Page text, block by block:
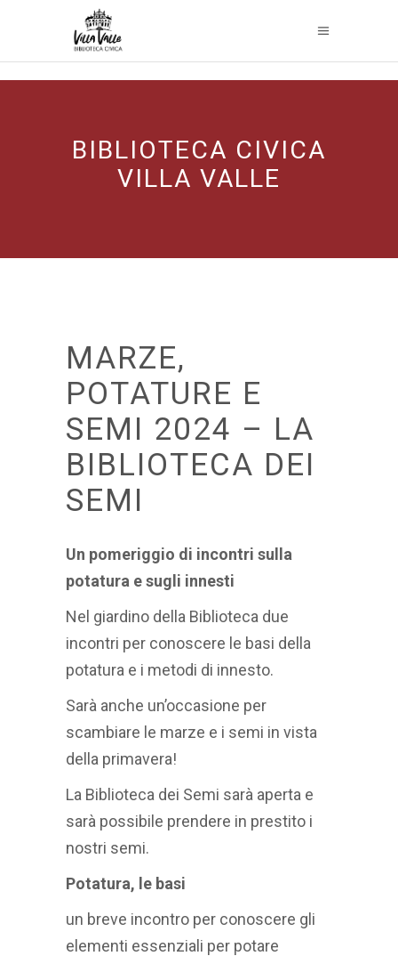
BIBLIOTECA CIVICA
VILLA VALLE
MARZE,
POTATURE E
SEMI 2024 – LA
BIBLIOTECA DEI
SEMI
Un pomeriggio di incontri sulla
potatura e sugli innesti
Nel giardino della Biblioteca due
incontri per conoscere le basi della
potatura e i metodi di innesto.
Sarà anche un’occasione per
scambiare le marze e i semi in vista
della primavera!
La Biblioteca dei Semi sarà aperta e
sarà possibile prendere in prestito i
nostri semi.
Potatura, le basi
un breve incontro per conoscere gli
elementi essenziali per potare